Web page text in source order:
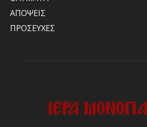
ΑΠΟΨΕΙΣ
ΠΡΟΣΕΥΧΕΣ